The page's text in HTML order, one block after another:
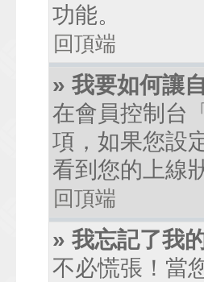
功能。
回頂端
» 我要如何讓
在會員控制台
項，如果您設
看到您的上線
回頂端
» 我忘記了我
不必慌張！當